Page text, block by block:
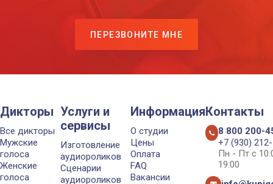
ПЕРЕЗВОНИТЕ МНЕ
Дикторы
Все дикторы
Мужские
голоса
Женские
голоса
Услуги и
сервисы
Изготовление
аудиороликов
Сценарии
аудиороликов
Информация
О студии
Цены
Оплата
FAQ
Вакансии
Контакты
8 800 200-
+7 (930)
Пн - Пт с
19:00